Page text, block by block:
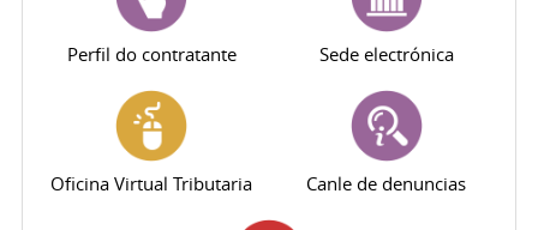
Perfil do contratante Sede electrónica
Oficina Virtual Tributaria Canle de denuncias